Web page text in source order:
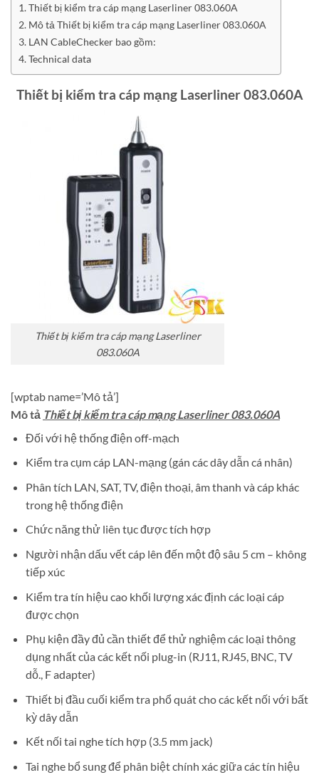
Thiết bị kiểm tra cáp mạng Laserliner 083.060A
Mô tả Thiết bị kiểm tra cáp mạng Laserliner 083.060A
LAN CableChecker bao gồm:
Technical data
Thiết bị kiểm tra cáp mạng Laserliner 083.060A
Thiết bị kiểm tra cáp mạng Laserliner
083.060A
[wptab name=’Mô tả’]
Mô tả Thiết bị kiểm tra cáp mạng Laserliner 083.060A
Đối với hệ thống điện off-mạch
Kiểm tra cụm cáp LAN-mạng (gán các dây dẫn cá nhân)
Phân tích LAN, SAT, TV, điện thoại, âm thanh và cáp khác
trong hệ thống điện
Chức năng thử liên tục được tích hợp
Người nhận dấu vết cáp lên đến một độ sâu 5 cm – không
tiếp xúc
Kiểm tra tín hiệu cao khối lượng xác định các loại cáp
được chọn
Phụ kiện đầy đủ cần thiết để thử nghiệm các loại thông
dụng nhất của các kết nối plug-in (RJ11, RJ45, BNC, TV
dỗ., F adapter)
Thiết bị đầu cuối kiểm tra phổ quát cho các kết nối với bất
kỳ dây dẫn
Kết nối tai nghe tích hợp (3.5 mm jack)
Tai nghe bổ sung để phân biệt chính xác giữa các tín hiệu